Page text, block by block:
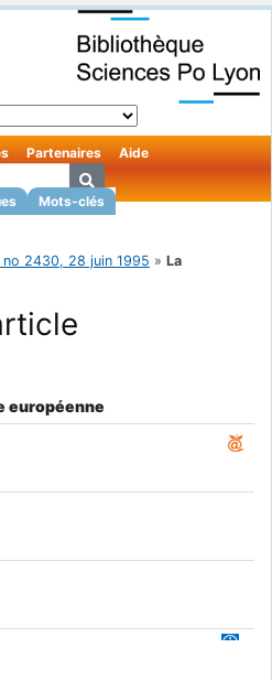
Mots-clés
Partenaires Aide
no 2430, 28 juin 1995 » La
européenne